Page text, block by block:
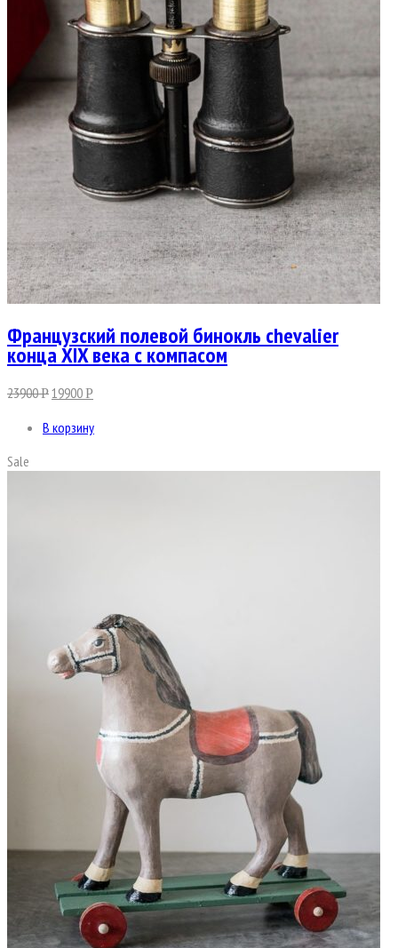
Французский полевой бинокль chevalier
конца XIX века с компасом
23900Р19900Р
В корзину
Sale